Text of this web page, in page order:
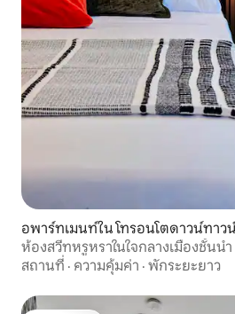
อพาร์ทเมนท์ใน โทรอนโตดาวน์ทาวน์
ห้องสวีทหรูหราในใจกลางเมืองชั้นนำ
สถานที่ · ความคุ้มค่า · พักระยะยาว